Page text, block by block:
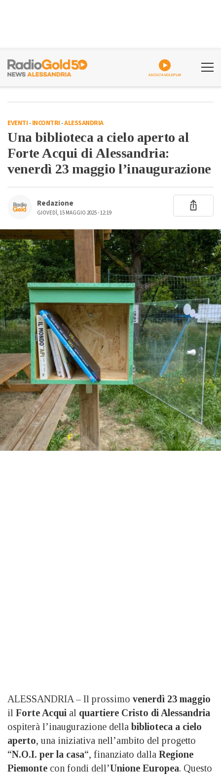
ASCOLTA GOLDPLAY
EVENTI-INCONTRI-ALESSANDRIA
Una biblioteca a cielo aperto al
Forte Acqui di Alessandria:
venerdì 23 maggio l’inaugurazione
Redazione
GIOVEDÌ, 15 MAGGIO 2025 - 12:19
ALESSANDRIA – Il prossimo venerdì 23 maggio
il Forte Acqui al quartiere Cristo di Alessandria
ospiterà l’inaugurazione della biblioteca a cielo
aperto, una iniziativa nell’ambito del progetto
“N.O.I. per la casa“, finanziato dalla Regione
Piemonte con fondi dell’Unione Europea. Questo